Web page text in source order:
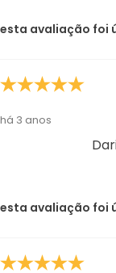
esta avaliação foi
há 3 anos
esta avaliação foi